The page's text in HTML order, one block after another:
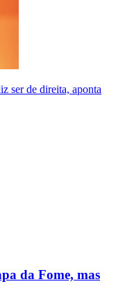
ser de direita, aponta
da Fome, mas